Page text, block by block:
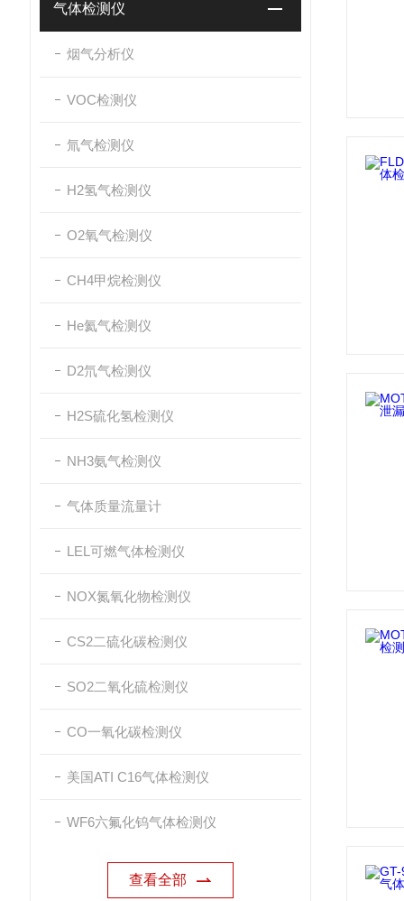
气体检测仪
烟气分析仪
VOC检测仪
氚气检测仪
H2氢气检测仪
O2氧气检测仪
CH4甲烷检测仪
He氦气检测仪
D2氘气检测仪
H2S硫化氢检测仪
NH3氨气检测仪
气体质量流量计
LEL可燃气体检测仪
NOX氮氧化物检测仪
CS2二硫化碳检测仪
SO2二氧化硫检测仪
CO一氧化碳检测仪
美国ATI C16气体检测仪
WF6六氟化钨气体检测仪
查看全部